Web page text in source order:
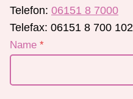
Telefon: 06151 8 7000
Telefax: 06151 8 700 102
Name *